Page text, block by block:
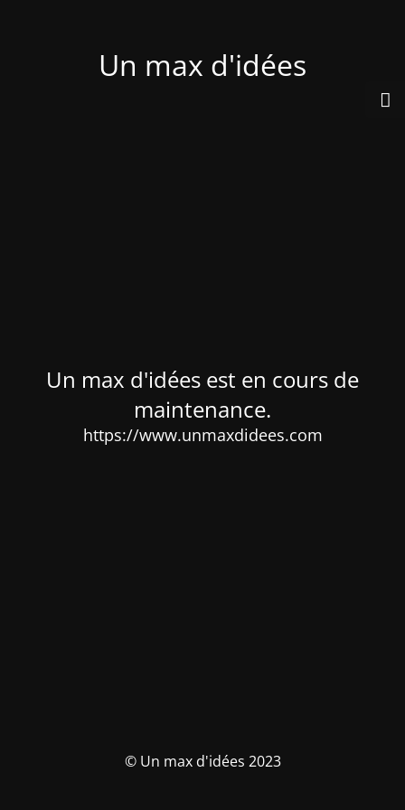
Un max d'idées
Un max d'idées est en cours de
maintenance.
https://www.unmaxdidees.com
© Un max d'idées 2023